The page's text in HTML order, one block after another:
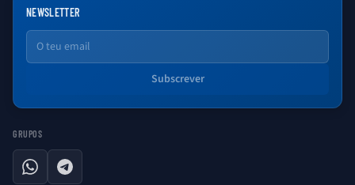
NEWSLETTER
Email
Subscrever
GRUPOS
WhatsAppTelegram